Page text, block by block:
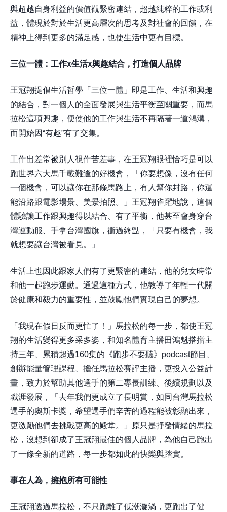
與超越自身利益的價值觀緊密連結，超越純粹的工作或利
益，體現於對於生活更高層次的思考及對社會的回饋，在
精神上得到更多的滿足感，也使生活中更有目標。
三位一體：工作x生活x興趣結合，打造個人品牌
王冠翔提倡生活哲學「三位一體」即是工作、生活和興趣
的結合，對一個人的全面發展與生活平衡至關重要，而馬
拉松這項興趣，便使他的工作與生活不再隔著一道鴻溝，
而開始因“有趣”有了交集。
工作出差常被別人視作苦差事，在王冠翔眼裡恰巧是可以
跑世界六大馬千載難逢的好機會，「你要想像，沒有任何
一個機會，可以讓你在那條馬路上，有人幫你封路，你還
能沿路跟電影場景、美景拍照。」王冠翔雀躍地說，這個
體驗讓工作跟興趣得以結合、有了平衡，他甚至會身穿台
灣運動服、手拿台灣國旗，衝過終點，「只要有機會，我
就想要讓台灣被看見。」
生活上也因此跟家人們有了更緊密的連結，他的兒女時常
和他一起跑步運動。通過這種方式，他教導了年輕一代關
於健康和毅力的重要性，並鼓勵他們實現自己的夢想。
「我現在假日反而更忙了！」馬拉松的每一步，都使王冠
翔的生活變得更多采多姿，和知名體育主播田鴻魁搭擋主
持三年、累積超過160集的《跑步不要聽》podcast節目、
創辦能量管理課程、擔任馬拉松賽評主播，更投入公益計
畫，致力於幫助其他選手的第二專長訓練、後續規劃以及
職涯發展，「去年我們更成立了長明賞，如同台灣馬拉松
選手的奧斯卡獎，希望選手們辛苦的過程能被彰顯出來，
更激勵他們去挑戰更高的殿堂。」原只是抒發情緒的馬拉
松，沒想到卻成了王冠翔最佳的個人品牌，為他自己跑出
了一條全新的道路，每一步都如此的快樂與踏實。
事在人為，擁抱所有可能性
王冠翔透過馬拉松，不只跑離了低潮漩渦，更跑出了健